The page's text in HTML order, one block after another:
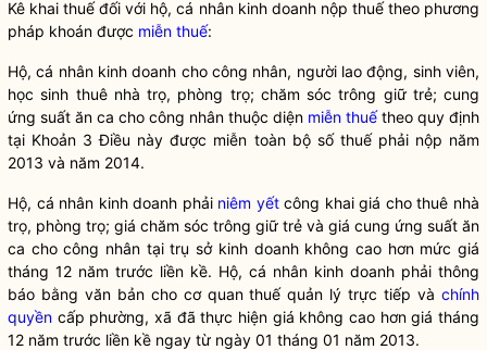
Kê khai thuế đối với hộ, cá nhân kinh doanh nộp thuế theo phương
pháp khoán được miễn thuế:
Hộ, cá nhân kinh doanh cho công nhân, người lao động, sinh viên,
học sinh thuê nhà trọ, phòng trọ; chăm sóc trông giữ trẻ; cung
ứng suất ăn ca cho công nhân thuộc diện miễn thuếtheo quy định
tại Khoản 3 Điều này được miễn toàn bộ số thuế phải nộp năm
2013 và năm 2014.
Hộ, cá nhân kinh doanh phải niêm yếtcông khai giá cho thuê nhà
trọ, phòng trọ; giá chăm sóc trông giữ trẻ và giá cung ứng suất ăn
ca cho công nhân tại trụ sở kinh doanh không cao hơn mức giá
tháng 12 năm trước liền kề. Hộ, cá nhân kinh doanh phải thông
báo bằng văn bản cho cơ quan thuế quản lý trực tiếp và chính
quyền cấp phường, xã đã thực hiện giá không cao hơn giá tháng
12 năm trước liền kề ngay từ ngày 01 tháng 01 năm 2013.